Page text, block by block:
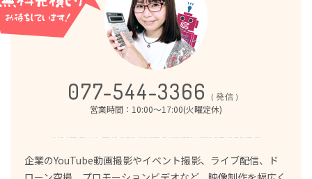
077-544-3366 （発信）
営業時間：10:00～17:00(火曜定休)
企業のYouTube動画撮影やイベント撮影、ライブ配信、ド